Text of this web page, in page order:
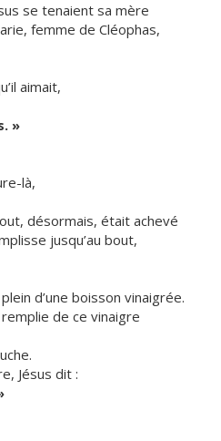
se tenaient sa mère
femme de Cléophas,
aimait,
»
là,
désormais, était achevé
jusqu’au bout,
d’une boisson vinaigrée.
de ce vinaigre
Jésus dit :